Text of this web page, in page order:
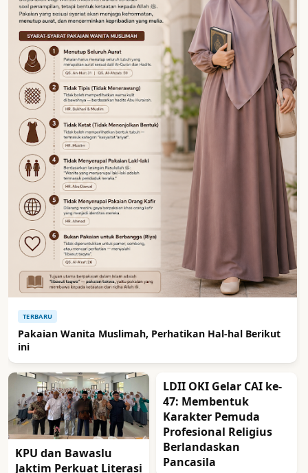
TERBARU
Pakaian Wanita Muslimah, Perhatikan Hal-hal Berikut
ini
KPU dan Bawaslu
Jaktim Perkuat Literasi
LDII OKI Gelar CAI ke-
47: Membentuk
Karakter Pemuda
Profesional Religius
Berlandaskan
Pancasila